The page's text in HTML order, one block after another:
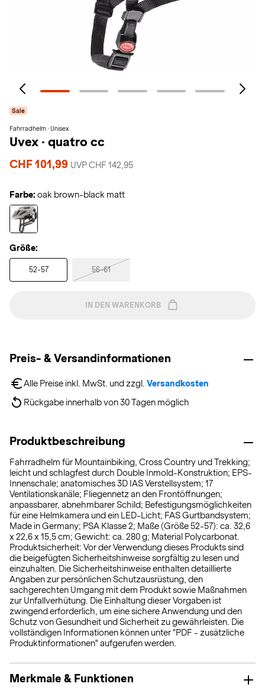
Sale
Fahrradhelm · Unisex
Uvex · quatro cc
CHF 101,99 UVP CHF 142,95
Farbe: oak brown-black matt
Größe:
52-57 56-61
IN DEN WARENKORB
Preis- & Versandinformationen
Alle Preise inkl. MwSt. und zzgl. Versandkosten
Rückgabe innerhalb von 30 Tagen möglich
Produktbeschreibung
Fahrradhelm für Mountainbiking, Cross Country und Trekking;
leicht und schlagfest durch Double Inmold-Konstruktion; EPS-
Innenschale; anatomisches 3D IAS Verstellsystem; 17
Ventilationskanäle; Fliegennetz an den Frontöffnungen;
anpassbarer, abnehmbarer Schild; Befestigungsmöglichkeiten
für eine Helmkamera und ein LED-Licht; FAS Gurtbandsystem;
Made in Germany; PSA Klasse 2; Maße (Größe 52-57): ca. 32,6
x 22,6 x 15,5 cm; Gewicht: ca. 280 g; Material Polycarbonat.
Produktsicherheit: Vor der Verwendung dieses Produkts sind
die beigefügten Sicherheitshinweise sorgfältig zu lesen und
einzuhalten. Die Sicherheitshinweise enthalten detaillierte
Angaben zur persönlichen Schutzausrüstung, den
sachgerechten Umgang mit dem Produkt sowie Maßnahmen
zur Unfallverhütung. Die Einhaltung dieser Vorgaben ist
zwingend erforderlich, um eine sichere Anwendung und den
Schutz von Gesundheit und Sicherheit zu gewährleisten. Die
vollständigen Informationen können unter "PDF - zusätzliche
Produktinformationen" aufgerufen werden.
Merkmale & Funktionen